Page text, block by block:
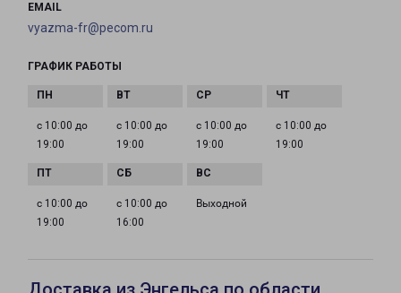
EMAIL
vyazma-fr@pecom.ru
ГРАФИК РАБОТЫ
с 10:00 до
19:00
с 10:00 до
19:00
с 10:00 до
19:00
с 10:00 до
19:00
с 10:00 до
19:00
с 10:00 до
16:00
Выходной